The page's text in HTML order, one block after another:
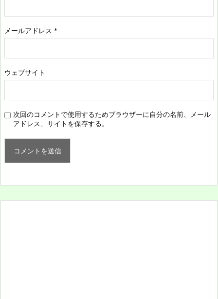
メールアドレス *
ウェブサイト
次回のコメントで使用するためブラウザーに自分の名前、メール
アドレス、サイトを保存する。